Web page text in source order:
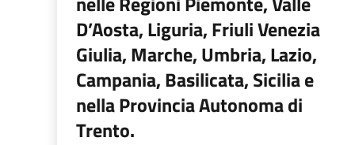
D’Aosta, Liguria, Friuli Venezia
Giulia, Marche, Umbria, Lazio,
Campania, Basilicata, Sicilia e
nella Provincia Autonoma di
Trento.